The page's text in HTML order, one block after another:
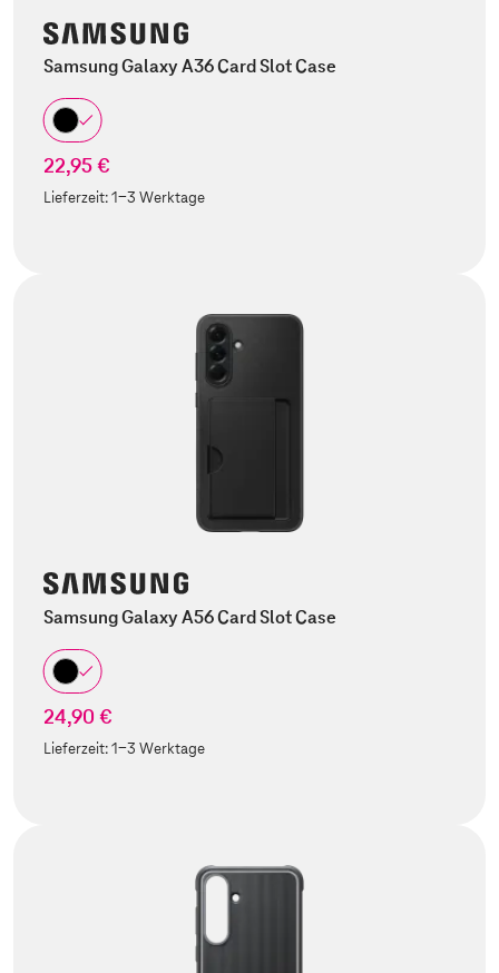
Samsung Galaxy A36 Card Slot Case
22,95 €
Lieferzeit:1-3 Werktage
Samsung Galaxy A56 Card Slot Case
24,90 €
Lieferzeit:1-3 Werktage